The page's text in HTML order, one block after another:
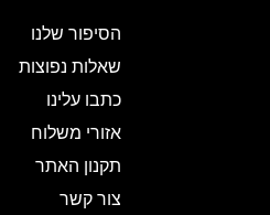
הסיפור שלנו
שאלות נפוצות
כתבו עלינו
אזורי משלוח
תקנון האתר
צור קשר